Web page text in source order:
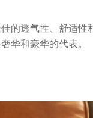
的透气性、舒适性
华和豪华的代表。